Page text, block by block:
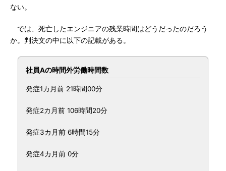
ない。
では、死亡したエンジニアの残業時間はどうだったのだろう
か。判決文の中に以下の記載がある。
社員Aの時間外労働時間数
発症1カ月前 21時間00分
発症2カ月前 106時間20分
発症3カ月前 6時間15分
発症4カ月前 0分